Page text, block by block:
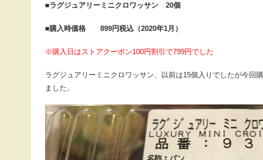
■ラグジュアリーミニクロワッサン 20個
■購入時価格 899円税込（2020年1月 ）
※購入日はストアクーポン100円割引で799円でした
ラグジュアリーミニクロワッサン、以前は15個入りでしたが今回
ました。